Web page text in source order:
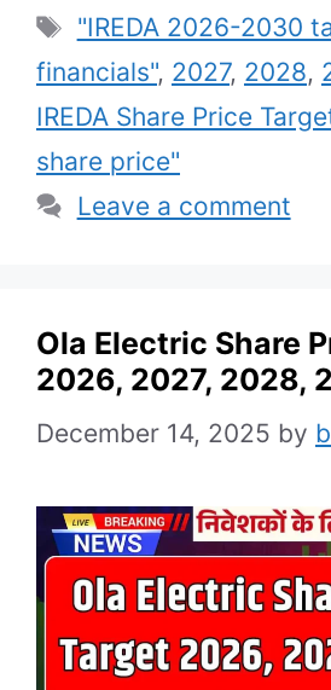
Tags
"IREDA 2026-2030
financials", 2027, 2028,
IREDA Share Price
share price"
Leave a comment
Ola Electric Share
2026, 2027, 2028,
December 14, 2025 by